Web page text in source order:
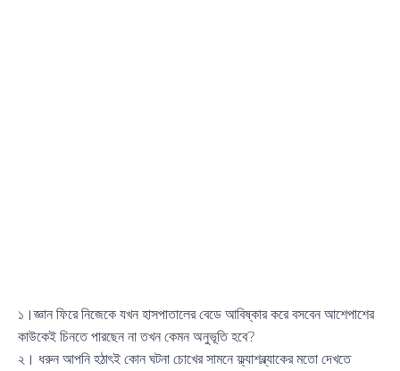
১।জ্ঞান ফিরে নিজেকে যখন হাসপাতালের বেডে আবিষ্কার করে বসবেন আশেপাশের
কাউকেই চিনতে পারছেন না তখন কেমন অনুভূতি হবে?
২। ধরুন আপনি হঠাৎই কোন ঘটনা চোখের সামনে ফ্ল্যাশব্ল্যাকের মতো দেখতে